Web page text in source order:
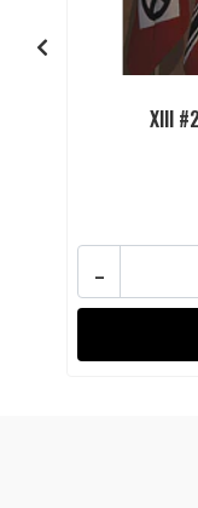
XIII
-